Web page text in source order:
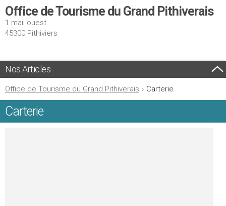
Office de Tourisme du Grand Pithiverais
1 mail ouest
45300 Pithiviers
Nos Articles
Office de Tourisme du Grand Pithiverais › Carterie
Carterie